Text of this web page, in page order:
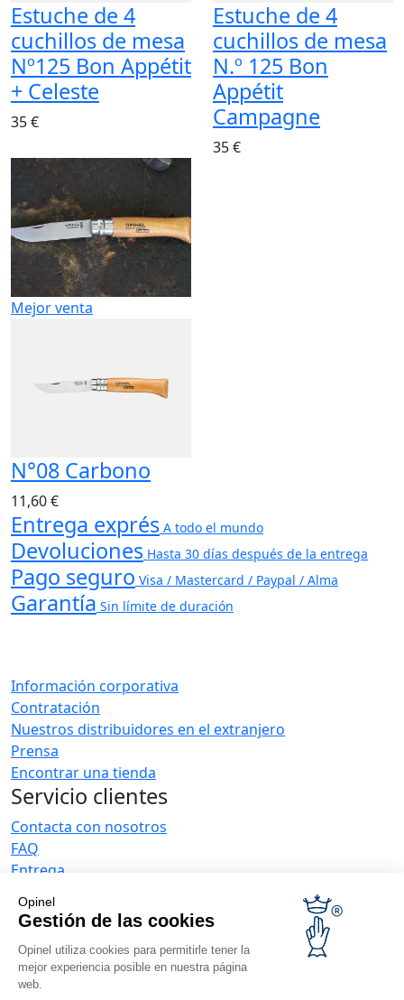
Opinel
Gestión de las cookies
Opinel utiliza cookies para permitirle tener la
mejor experiencia posible en nuestra página
web.
Estuche de 4
cuchillos de mesa
Nº125 Bon Appétit
+ Celeste
35 €
Estuche de 4
cuchillos de mesa
N.º 125 Bon
Appétit
Campagne
35 €
Mejor venta
N°08 Carbono
11,60 €
Entrega exprés A todo el mundo
Devoluciones Hasta 30 días después de la entrega
Pago seguro Visa / Mastercard / Paypal / Alma
Garantía Sin límite de duración
Información corporativa
Contratación
Nuestros distribuidores en el extranjero
Prensa
Encontrar una tienda
Servicio clientes
Contacta con nosotros
FAQ
Entrega
Devoluciones en 30 días
El servicio posventa y de mantenimiento
Condiciones generales de venta